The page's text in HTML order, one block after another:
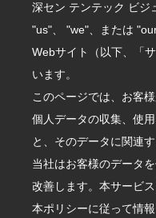
深セン テンテック ビジ
"us"、 "we"、または
Webサイト（以下、「
います。
このページでは、お客
個人データの収集、使
と、そのデータに関連
当社はお客様のデータ
改善します。本サービ
本ポリシーに従って情